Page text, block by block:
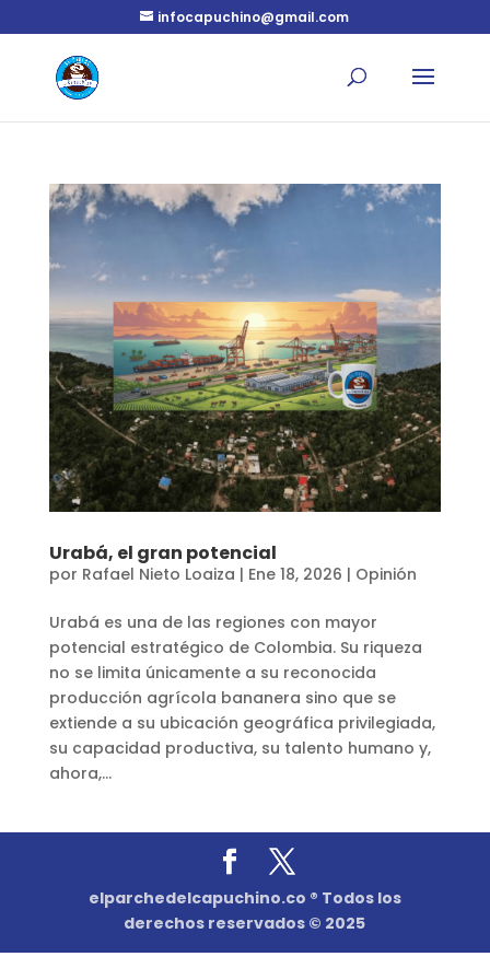
infocapuchino@gmail.com
Urabá, el gran potencial
por Rafael Nieto Loaiza | Ene 18, 2026 | Opinión
Urabá es una de las regiones con mayor
potencial estratégico de Colombia. Su riqueza
no se limita únicamente a su reconocida
producción agrícola bananera sino que se
extiende a su ubicación geográfica privilegiada,
su capacidad productiva, su talento humano y,
ahora,...
elparchedelcapuchino.co ® Todos los
derechos reservados © 2025